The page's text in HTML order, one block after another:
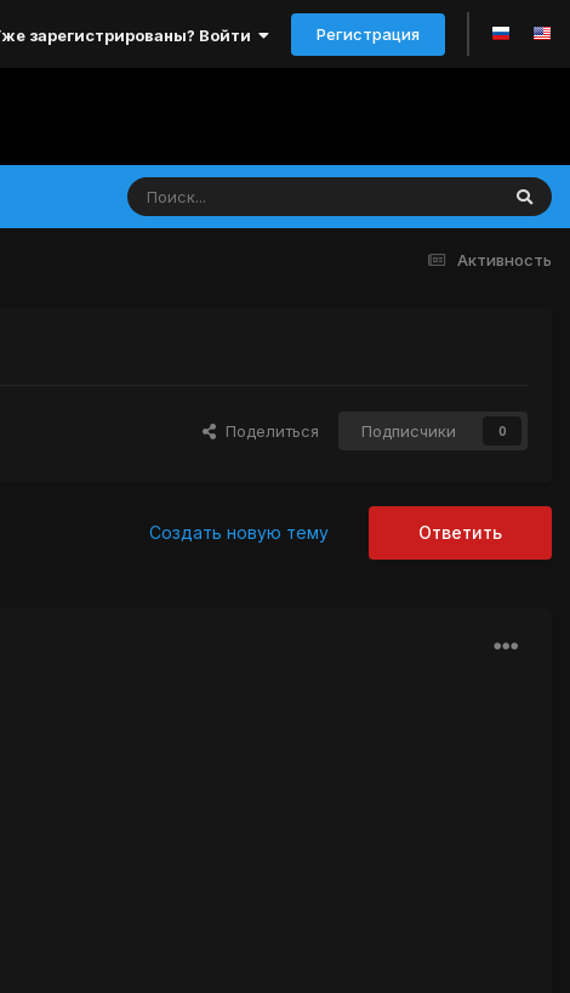
зарегистрированы? Войти Регистрация
Активность
Поделиться Подписчики 0
Ответить
Создать новую тему